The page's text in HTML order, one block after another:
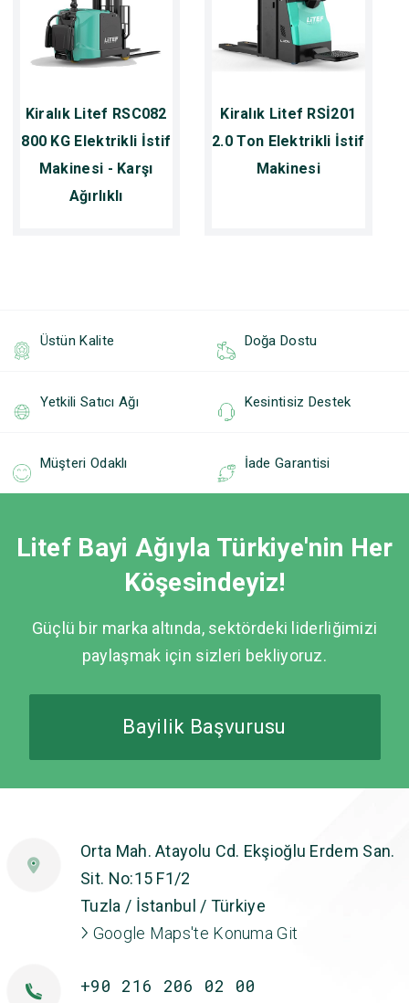
Kiralık Litef RSC082
800 KG Elektrikli İstif
Makinesi - Karşı
Ağırlıklı
Kiralık Litef RSİ201
2.0 Ton Elektrikli İstif
Makinesi
Üstün Kalite Doğa Dostu
Yetkili Satıcı Ağı Kesintisiz Destek
Müşteri Odaklı İade Garantisi
Litef Bayi Ağıyla Türkiye'nin Her
Köşesindeyiz!
Güçlü bir marka altında, sektördeki liderliğimizi
paylaşmak için sizleri bekliyoruz.
Bayilik Başvurusu
Orta Mah. Atayolu Cd. Ekşioğlu Erdem San.
Sit. No:15 F1/2
Tuzla / İstanbul / Türkiye
Google Maps'te Konuma Git
+90 216 206 02 00